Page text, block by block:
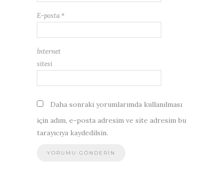
E-posta *
İnternet
sitesi
Daha sonraki yorumlarımda kullanılması
için adım, e-posta adresim ve site adresim bu
tarayıcıya kaydedilsin.